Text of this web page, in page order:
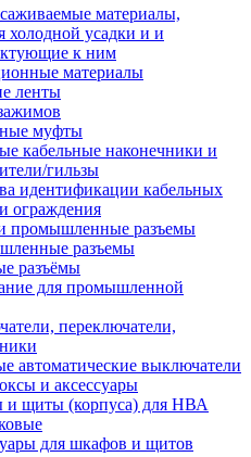
материалы,
холодной усадки и и
к ним
материалы
ленты
муфты
кабельные наконечники и
гильзы
идентификации кабельных
ограждения
промышленные разъемы
разъемы
разъёмы
для промышленной
переключатели,
автоматические выключатели
и аксессуары
щиты (корпуса) для НВА
для шкафов и щитов